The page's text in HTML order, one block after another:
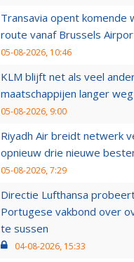
Transavia opent komende
route vanaf Brussels
05-08-2026, 10:46
KLM blijft net als veel
maatschappijen langer
05-08-2026, 9:00
Riyadh Air breidt netwerk
opnieuw drie nieuwe
05-08-2026, 7:29
Directie Lufthansa
Portugese vakbond over
te sussen
04-08-2026, 15:33